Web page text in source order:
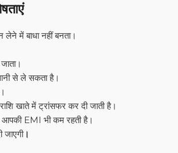
में बाधा नहीं बनता।
से ले सकता है।
खाते में ट्रांसफर कर दी जाती है।
आपकी EMI भी कम रहती है।
।